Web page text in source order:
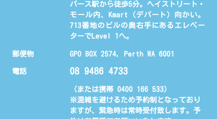
パース駅から徒歩5分。ヘイストリート・
モール内、Kmart（デパート）向かい。
713番地のビルの奥右手にあるエレベー
ターでLevel 1へ。
郵便物 GPO BOX 2574, Perth WA 6001
電話 08 9486 4733
（または携帯 0400 166 533)
※混雑を避けるため予約制となっており
ますが、緊急時は常時受付致します。予